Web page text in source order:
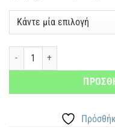
Μία αστεράτη οικογένεια